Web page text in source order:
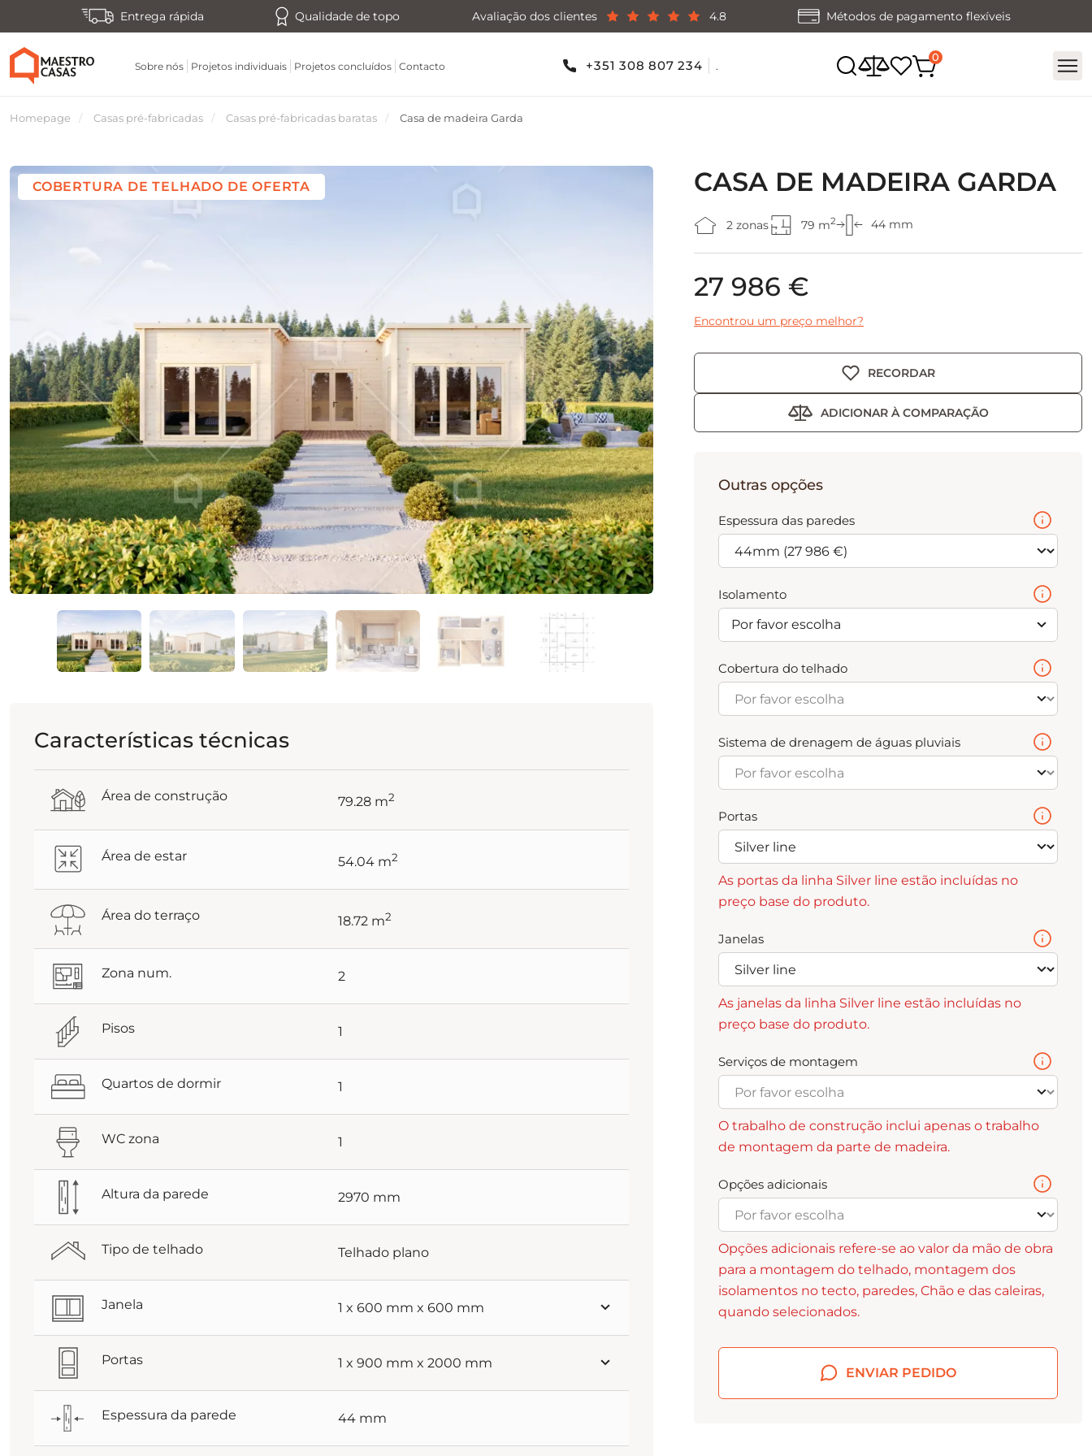
Entrega rápida Qualidade de topo Avaliação dos clientes 4.8 Métodos de pagamento flexíveis
Sobre nós Projetos individuais Projetos concluídos Contacto +351 308 807 234 .
Homepage Casas pré-fabricadas Casas pré-fabricadas baratas Casa de madeira Garda
COBERTURA DE TELHADO DE OFERTA
Características técnicas
Área de construção 79.28 m2
Área de estar 54.04 m2
Área do terraço 18.72 m2
Zona num. 2
Pisos 1
Quartos de dormir 1
WC zona 1
Altura da parede 2970 mm
Tipo de telhado Telhado plano
Janela 1 x 600 mm x 600 mm
Portas 1 x 900 mm x 2000 mm
Espessura da parede 44 mm
CASA DE MADEIRA GARDA
2 zonas 79 m2 44 mm
27 986 €
Encontrou um preço melhor?
RECORDAR
ADICIONAR À COMPARAÇÃO
Outras opções
Espessura das paredes
Isolamento
Por favor escolha
Cobertura do telhado
Sistema de drenagem de águas pluviais
Portas
As portas da linha Silver line estão incluídas no
preço base do produto.
Janelas
As janelas da linha Silver line estão incluídas no
preço base do produto.
Serviços de montagem
O trabalho de construção inclui apenas o trabalho
de montagem da parte de madeira.
Opções adicionais
Opções adicionais refere-se ao valor da mão de obra
para a montagem do telhado, montagem dos
isolamentos no tecto, paredes, Chão e das caleiras,
quando selecionados.
ENVIAR PEDIDO